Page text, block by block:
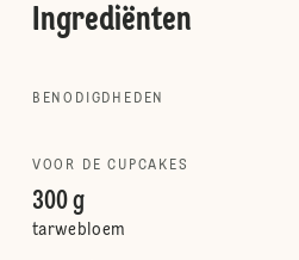
Ingrediënten
BENODIGDHEDEN
VOOR DE CUPCAKES
300 g
tarwebloem